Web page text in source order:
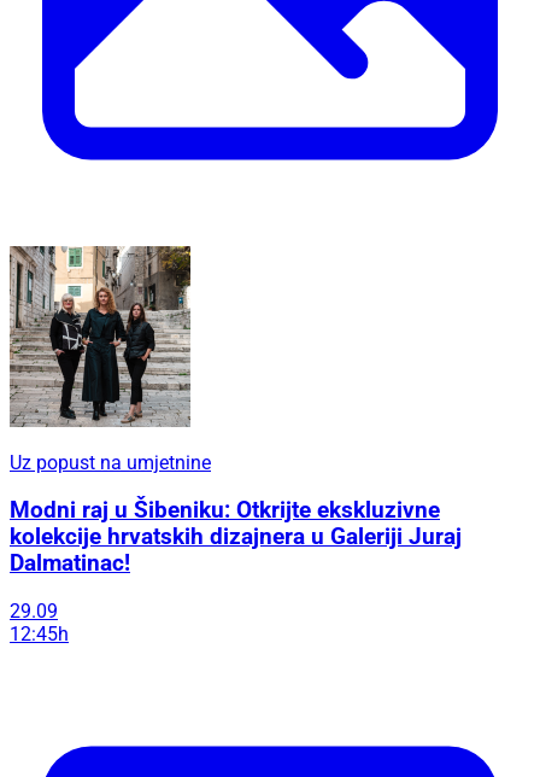
Uz popust na umjetnine
Modni raj u Šibeniku: Otkrijte ekskluzivne
kolekcije hrvatskih dizajnera u Galeriji Juraj
Dalmatinac!
29.09
12:45h